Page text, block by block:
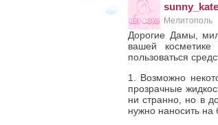
sunny_kate
Мелитополь
Дорогие Дамы,
вашей
пользоваться
1. Возможно
прозрачные
ни странно, но в
нужно наносить на